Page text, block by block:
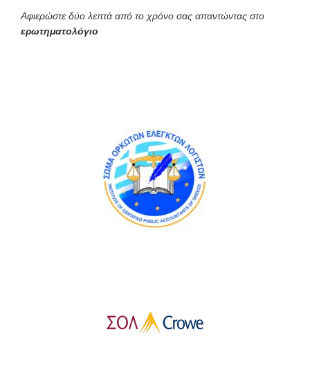
Αφιερώστε δύο λεπτά από το χρόνο σας απαντώντας στο
ερωτηματολόγιο